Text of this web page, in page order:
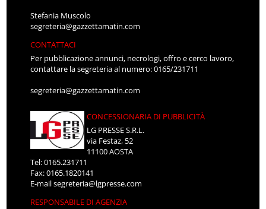
Stefania Muscolo
segreteria@gazzettamatin.com
CONTATTACI
Per pubblicazione annunci, necrologi, offro e cerco lavoro,
contattare la segreteria al numero: 0165/231711
segreteria@gazzettamatin.com
CONCESSIONARIA DI PUBBLICITÀ
LG PRESSE S.R.L.
via Festaz, 52
11100 AOSTA
Tel: 0165.231711
Fax: 0165.1820141
E-mailsegreteria@lgpresse.com
RESPONSABILE DI AGENZIA